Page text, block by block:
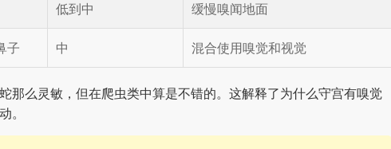
低到中 缓慢嗅闻地面
子 中 混合使用嗅觉和视觉
那么灵敏，但在爬虫类中算是不错的。这解释了为什么守宫有嗅觉
。